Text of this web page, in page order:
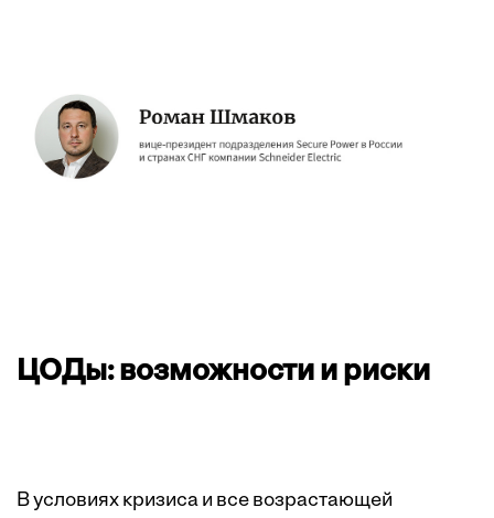
ЦОДы: возможности и риски
В условиях кризиса и все возрастающей